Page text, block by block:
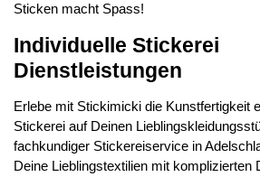
Sticken macht Spass!
Individuelle Stickerei
Dienstleistungen
Erlebe mit Stickimicki die Kunstfertigkeit
Stickerei auf Deinen
fachkundiger Stickereiservice in
Deine Lieblingstextilien mit komplizierten